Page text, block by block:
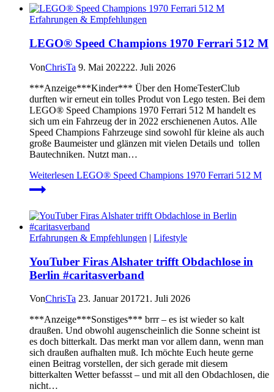
Erfahrungen & Empfehlungen
LEGO® Speed Champions 1970 Ferrari 512 M
VonChrisTa 9. Mai 202222. Juli 2026
***Anzeige***Kinder*** Über den HomeTesterClub
durften wir erneut ein tolles Produt von Lego testen. Bei dem
LEGO® Speed Champions 1970 Ferrari 512 M handelt es
sich um ein Fahrzeug der in 2022 erschienenen Autos. Alle
Speed Champions Fahrzeuge sind sowohl für kleine als auch
große Baumeister und glänzen mit vielen Details und tollen
Bautechniken. Nutzt man…
Weiterlesen LEGO® Speed Champions 1970 Ferrari 512 M
Erfahrungen & Empfehlungen | Lifestyle
YouTuber Firas Alshater trifft Obdachlose in
Berlin #caritasverband
VonChrisTa 23. Januar 201721. Juli 2026
***Anzeige***Sonstiges*** brrr – es ist wieder so kalt
draußen. Und obwohl augenscheinlich die Sonne scheint ist
es doch bitterkalt. Das merkt man vor allem dann, wenn man
sich draußen aufhalten muß. Ich möchte Euch heute gerne
einen Beitrag vorstellen, der sich gerade mit diesem
bitterkalten Wetter befassst – und mit all den Obdachlosen, die
nicht…